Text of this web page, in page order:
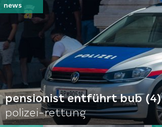
pensionist entführt bub (4)
polizei-rettung